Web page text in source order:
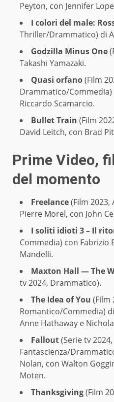
Peyton, con Jennifer
I colori del male:
Thriller/Drammatico) di
Godzilla Minus One
Takashi Yamazaki.
Quasi orfano(Film
Drammatico/
Riccardo Scamarcio.
Bullet Train (Film
David Leitch, con Brad
Prime Video,
del momento
Freelance(Film 2023,
Pierre Morel, con John
I soliti idioti 3 – Il
Commedia) con Fabrizio
Mandelli.
Maxton Hall — The
tv 2024, Drammatico).
The Idea of You (Film
Romantico/Commedia)
Anne Hathaway e
Fallout(Serie tv 2024,
Fantascienza/
Nolan, con Walton
Moten.
Thanksgiving(Film